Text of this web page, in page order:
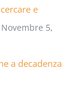
e
Novembre 5,
a decadenza